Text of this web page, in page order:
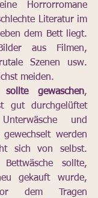
Horrorromane
Literatur im
dem Bett liegt.
aus Filmen,
Szenen usw.
meiden.
gewaschen,
gut durchgelüftet
und
werden
sich von selbst.
sollte,
gekauft wurde,
dem Tragen